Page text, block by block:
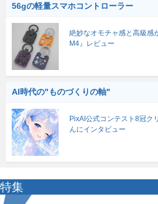
56gの軽量スマホコントローラー
絶妙なオモチャ感と高級感
M4』レビュー
AI時代の"ものづくりの軸"
PixAI公式コンテスト8冠ク
んにインタビュー
特集